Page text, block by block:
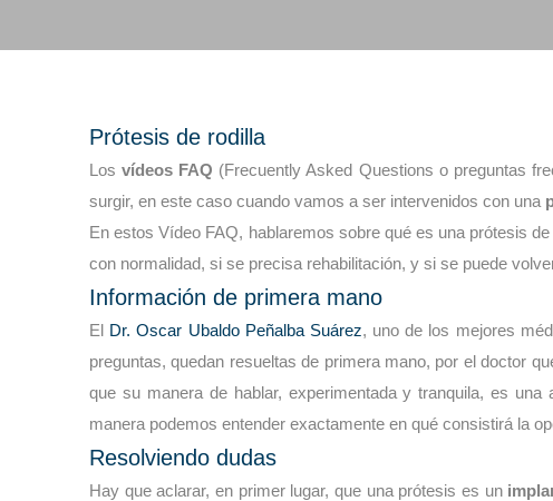
Prótesis de rodilla
Losvídeos FAQ (Frecuently Asked Questions o preguntas
surgir, en este caso cuando vamos a ser intervenidos con una
En estos Vídeo FAQ, hablaremos sobre qué es una prótesis
con normalidad, si se precisa rehabilitación, y si se puede
Información de primera mano
El Dr. Oscar Ubaldo Peñalba Suárez, uno de los mejores
preguntas, quedan resueltas de primera mano, por el doctor
que su manera de hablar, experimentada y tranquila, es
manera podemos entender exactamente en qué consistirá la
Resolviendo dudas
Hay que aclarar, en primer lugar, que una prótesis es un